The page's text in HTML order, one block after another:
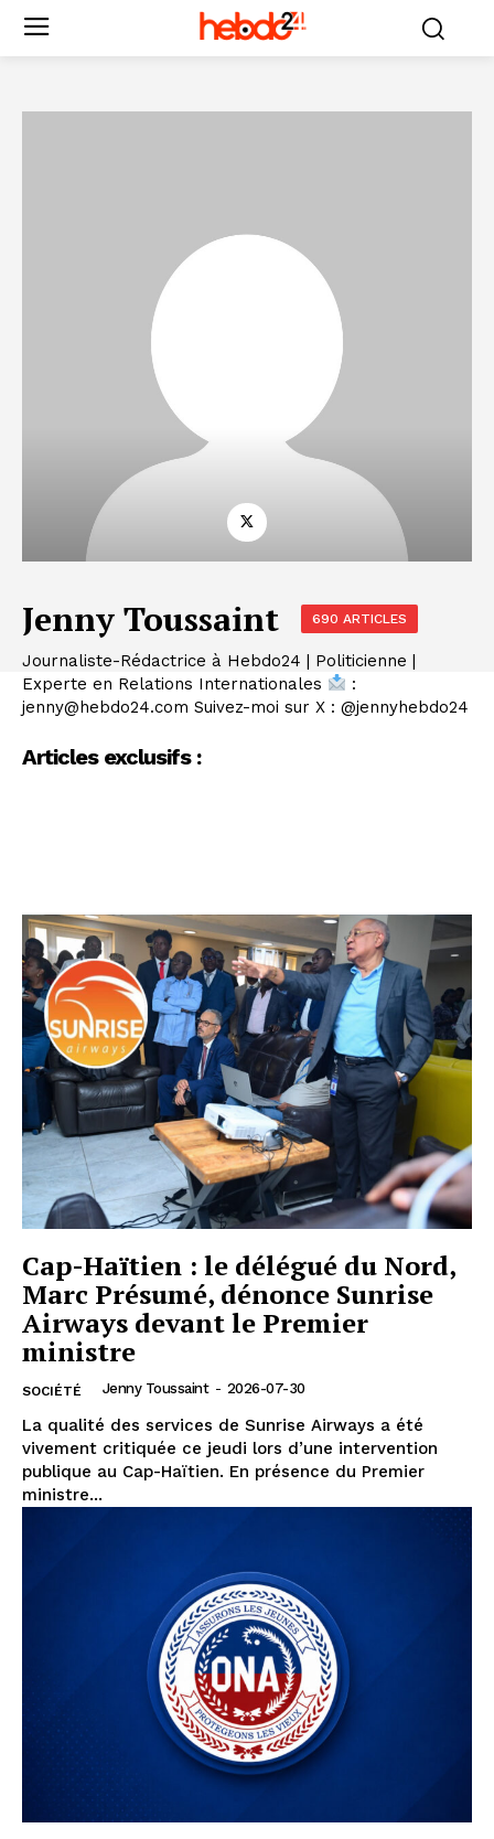
Jenny Toussaint 690 ARTICLES
Journaliste-Rédactrice à Hebdo24 | Politicienne |
Experte en Relations Internationales
:
jenny@hebdo24.com Suivez-moi sur X : @jennyhebdo24
Articles exclusifs :
Cap-Haïtien : le délégué du Nord,
Marc Présumé, dénonce Sunrise
Airways devant le Premier
ministre
SOCIÉTÉ Jenny Toussaint - 2026-07-30
La qualité des services de Sunrise Airways a été
vivement critiquée ce jeudi lors d’une intervention
publique au Cap-Haïtien. En présence du Premier
ministre...